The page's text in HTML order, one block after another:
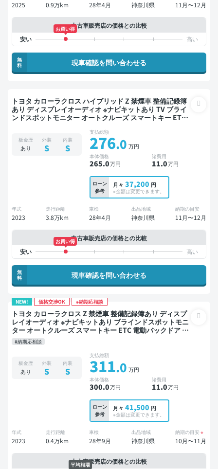
2025 0.9万km 28年4月 神奈川県 11月〜12月
中古車販売店の価格との比較
お買い得
無
料
現車確認を問い合わせる
トヨタ カローラクロス ハイブリッド Z 禁煙車 整備記録簿
あり ディスプレイオーディオ ※ナビキットあり TV ブライ
ンドスポットモニター オートクルーズ スマートキー ETC
板金歴
あり
外装
S
内装
S
支払総額
276.0 万円
本体価格
265.0万円
諸費用
11.0万円
ローン
参考
月々 37,200 円
※金額は変更できます。
年式
2023
走行距離
3.8万km
車検
28年4月
出品地域
神奈川県
納期の目安
11月〜12月
中古車販売店の価格との比較
お買い得
無
料
現車確認を問い合わせる
NEW! 価格交渉OK ※納期応相談
トヨタ カローラクロス Z 禁煙車 整備記録簿あり ディスプ
レイオーディオ ※ナビキットあり ブラインドスポットモニ
ター オートクルーズ スマートキー ETC 電動バックドア バ
ックモニター 全方位カメラ ドライブレコーダー 衝突軽減
#納期応相談
板金歴
あり
外装
S
内装
S
支払総額
311.0 万円
本体価格
300.0万円
諸費用
11.0万円
ローン
参考
月々 41,500 円
※金額は変更できます。
年式
2023
走行距離
0.4万km
車検
28年9月
出品地域
神奈川県
納期の目安 ※
10月〜11月
中古車販売店の価格との比較
平均相場